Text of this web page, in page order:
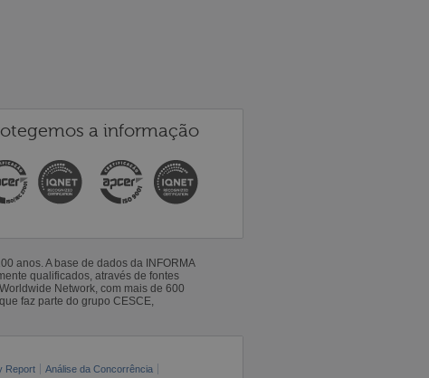
a informação
anos. A base de dados da INFORMA
qualificados, através de fontes
Network, com mais de 600
faz parte do grupo CESCE,
Report
Análise da Concorrência